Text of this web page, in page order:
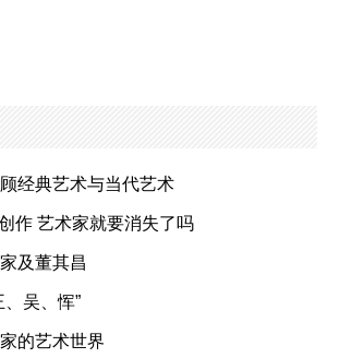
经典艺术与当代艺术
作 艺术家就要消失了吗
及董其昌
、吴、恽”
的艺术世界